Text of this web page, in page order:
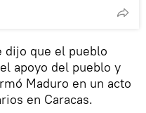
dijo que el pueblo
apoyo del pueblo y
Maduro en un acto
en Caracas.